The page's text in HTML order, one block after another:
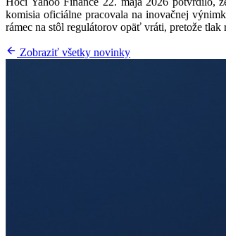
komisia oficiálne pracovala na inovačnej
rámec na stôl regulátorov opäť vráti, pretože
Zobraziť všetky novinky